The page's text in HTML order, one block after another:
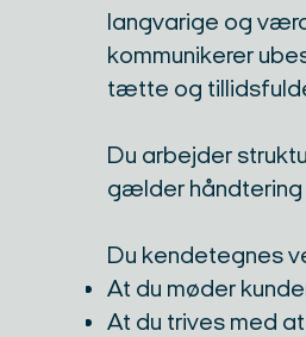
langvarige og
kommunikerer
tætte og
Du arbejder
gælder håndtering
Du kendetegnes
At du møder
At du trives med